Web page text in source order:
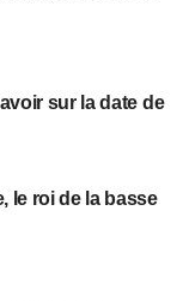
sur la date de
le roi de la basse